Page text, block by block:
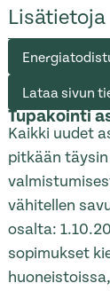
Lisätietoja
Lataa sivun
Tupakointi
Kaikki uudet
pitkään
vähitellen
osalta:
sopimukset